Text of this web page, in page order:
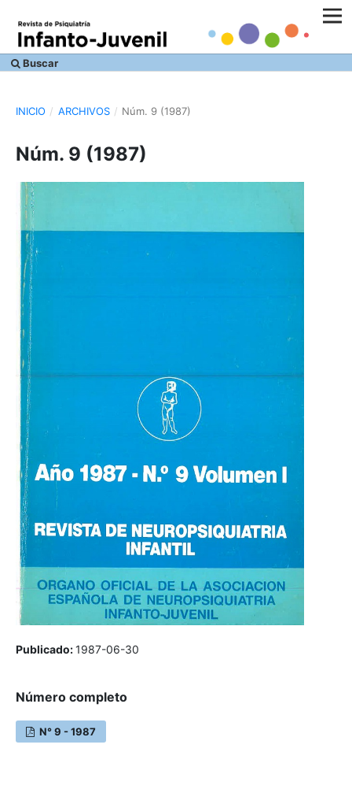
Buscar
INICIO / ARCHIVOS / Núm. 9 (1987)
Núm. 9 (1987)
Publicado:1987-06-30
Número completo
N° 9 - 1987